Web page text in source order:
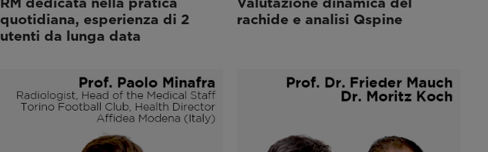
quotidiana, esperienza di 2
utenti da lunga data
rachide e analisi Qspine